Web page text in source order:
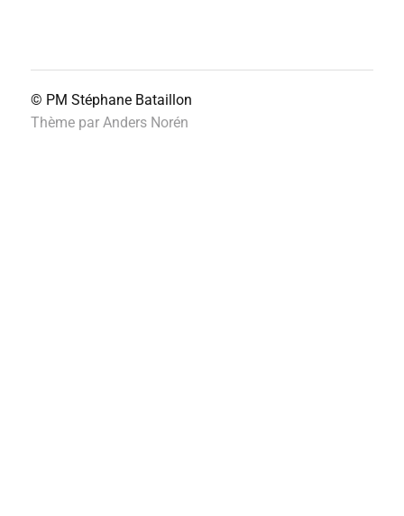
© PM Stéphane Bataillon
Thème par Anders Norén